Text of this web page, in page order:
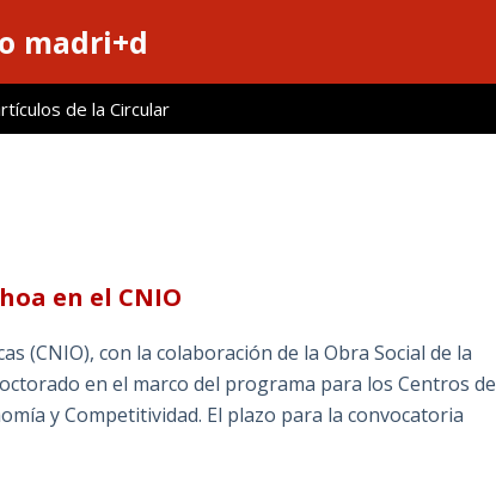
madri+d
de la Circular
en el CNIO
(CNIO), con la colaboración de la Obra Social de la
en el marco del programa para los Centros de
y Competitividad. El plazo para la convocatoria